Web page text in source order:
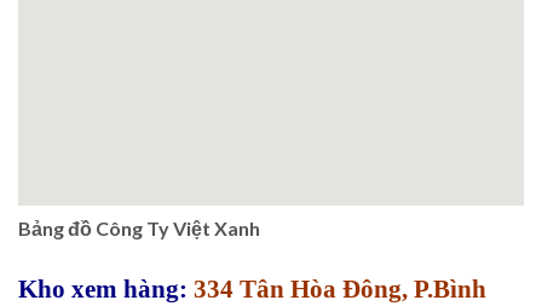
Bảng đồ Công Ty Việt Xanh
Kho xem hàng: 334 Tân Hòa Đông, P.Bình